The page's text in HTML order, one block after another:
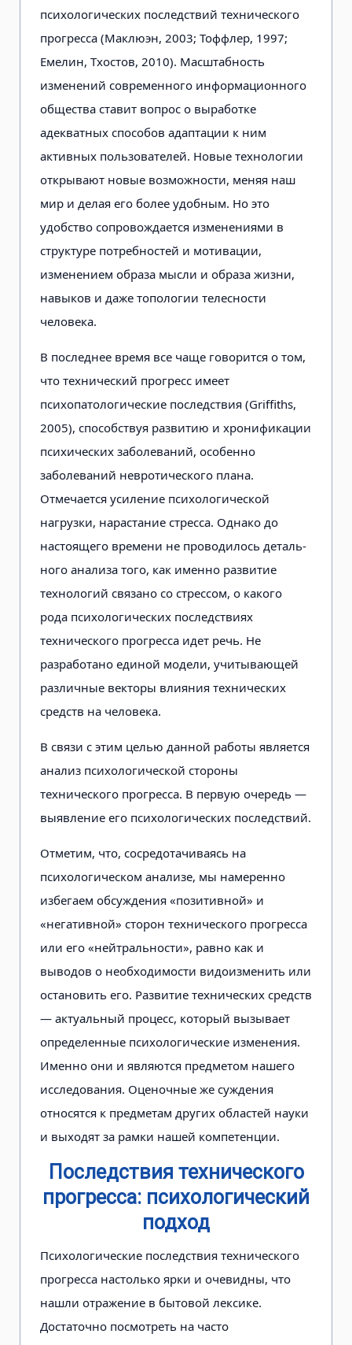
психоло­гических последствий технического
прогресса (Маклюэн, 2003; Тоффлер, 1997;
Емелин, Тхостов, 2010). Масш­табность
изменений современного информационного
общества ставит вопрос о выработке
адекватных спосо­бов адаптации к ним
активных пользо­вателей. Новые технологии
открывают новые возможности, меняя наш
мир и делая его более удобным. Но это
удобство сопровождается изменения­ми в
структуре потребностей и моти­вации,
изменением образа мысли и образа жизни,
навыков и даже топо­логии телесности
человека.
В последнее время все чаще гово­рится о том,
что технический прогресс имеет
психопатологические последствия (Griffiths,
2005), способствуя раз­витию и хронификации
психических заболеваний, особенно
заболеваний невротического плана.
Отмечается усиление психологической
нагрузки, нарастание стресса. Однако до
насто­ящего времени не проводилось деталь­
ного анализа того, как именно разви­тие
технологий связано со стрессом, о какого
рода психологических послед­ствиях
технического прогресса идет речь. Не
разработано единой модели, учитывающей
различные векторы влияния технических
средств на чело­века.
В связи с этим целью данной рабо­ты является
анализ психологической стороны
технического прогресса. В первую очередь —
выявление его пси­хологических последствий.
Отметим, что, сосредотачиваясь на
психологическом анализе, мы намерен­но
избегаем обсуждения «позитивной» и
«негативной» сторон технического прогресса
или его «нейтральности», рав­но как и
выводов о необходимости ви­доизменить или
остановить его. Развитие технических средств
— актуаль­ный процесс, который вызывает
определенные психологические изме­нения.
Именно они и являются пред­метом нашего
исследования. Оценочные же суждения
относятся к предме­там других областей науки
и выходят за рамки нашей компетенции.
Последствия технического
прогресса: психологический
подход
Психологические последствия тех­нического
прогресса настолько ярки и очевидны, что
нашли отражение в бытовой лексике.
Достаточно посмотреть на часто